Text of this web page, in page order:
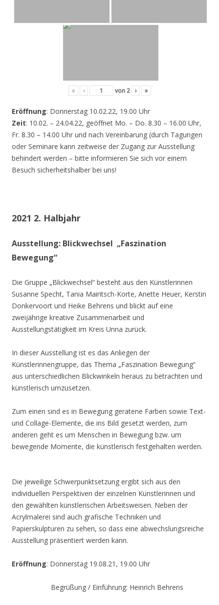
« ‹ von 2 › »
Eröffnung: Donnerstag 10.02.22, 19.00 Uhr
Zeit: 10.02. – 24.04.22, geöffnet Mo. – Do. 8.30 – 16.00 Uhr,
Fr. 8.30 – 14.00 Uhr und nach Vereinbarung (durch Tagungen
oder Seminare kann zeitweise der Zugang zur Ausstellung
behindert werden – bitte informieren Sie sich vor einem
Besuch sicherheitshalber bei uns!
2021 2. Halbjahr
Ausstellung: Blickwechsel „Faszination
Bewegung“
Die Gruppe „Blickwechsel“ besteht aus den Künstlerinnen
Susanne Specht, Tania Mairitsch-Korte, Anette Heuer, Kerstin
Donkervoort und Heike Behrens und blickt auf eine
zweijährige kreative Zusammenarbeit und
Ausstellungstätigkeit im Kreis Unna zurück.
In dieser Ausstellung ist es das Anliegen der
Künstlerinnengruppe, das Thema „Faszination Bewegung“
aus unterschiedlichen Blickwinkeln heraus zu betrachten und
künstlerisch umzusetzen.
Zum einen sind es in Bewegung geratene Farben sowie Text-
und Collage-Elemente, die ins Bild gesetzt werden, zum
anderen geht es um Menschen in Bewegung bzw. um
bewegende Momente, die künstlerisch festgehalten werden.
Die jeweilige Schwerpunktsetzung ergibt sich aus den
individuellen Perspektiven der einzelnen Künstlerinnen und
den gewählten künstlerischen Arbeitsweisen. Neben der
Acrylmalerei sind auch grafische Techniken und
Papierskulpturen zu sehen, so dass eine abwechslungsreiche
Ausstellung präsentiert werden kann.
Eröffnung: Donnerstag 19.08.21, 19.00 Uhr
Begrüßung / Einführung: Heinrich Behrens